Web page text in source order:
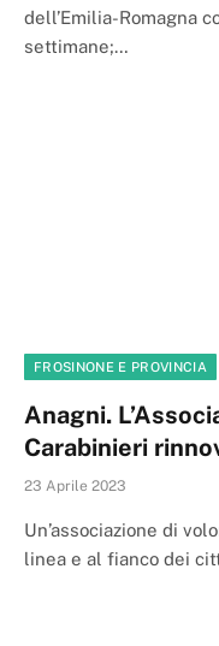
dell’Emilia-Romagna
settimane;…
FROSINONE E PROVINCIA
Anagni.
Carabinieri
23 Aprile 2023
Un’associazione di
linea e al fianco dei